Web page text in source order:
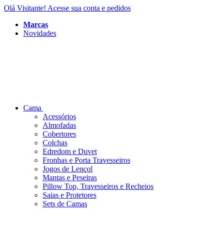
Olá Visitante! Acesse sua conta e pedidos
Marcas
Novidades
Cama
Acessórios
Almofadas
Cobertores
Colchas
Edredom e Duvet
Fronhas e Porta Travesseiros
Jogos de Lençol
Mantas e Peseiras
Pillow Top, Travesseiros e Recheios
Saias e Protetores
Sets de Camas